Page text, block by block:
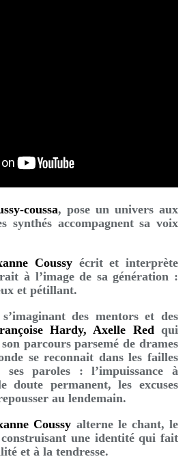
coussa, pose un univers aux
synthés accompagnent sa voix
Coussy écrit et interprète
à l’image de sa génération :
et pétillant.
des mentors et des
Hardy, Axelle Redqui
parcours parsemé de drames
se reconnait dans les failles
ses paroles : l’impuissance à
doute permanent, les excuses
au lendemain.
Coussy alterne le chant, le
une identité qui fait
et à la tendresse.